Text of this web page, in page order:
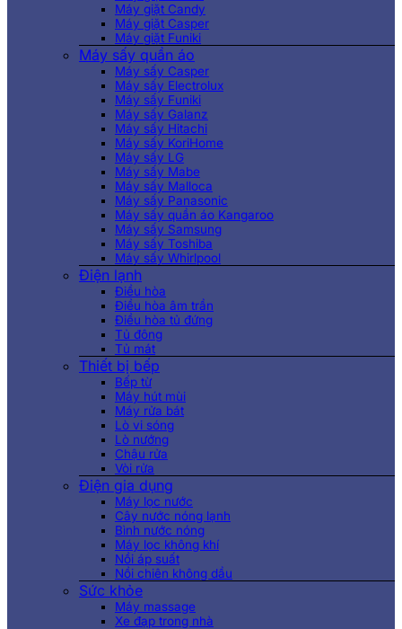
Máy giặt Candy
Máy giặt Casper
Máy giặt Funiki
Máy sấy quần áo
Máy sấy Casper
Máy sấy Electrolux
Máy sấy Funiki
Máy sấy Galanz
Máy sấy Hitachi
Máy sấy KoriHome
Máy sấy LG
Máy sấy Mabe
Máy sấy Malloca
Máy sấy Panasonic
Máy sấy quần áo Kangaroo
Máy sấy Samsung
Máy sấy Toshiba
Máy sấy Whirlpool
Điện lạnh
Điều hòa
Điều hòa âm trần
Điều hòa tủ đứng
Tủ đông
Tủ mát
Thiết bị bếp
Bếp từ
Máy hút mùi
Máy rửa bát
Lò vi sóng
Lò nướng
Chậu rửa
Vòi rửa
Điện gia dụng
Máy lọc nước
Cây nước nóng lạnh
Bình nước nóng
Máy lọc không khí
Nồi áp suất
Nồi chiên không dầu
Sức khỏe
Máy massage
Xe đạp trong nhà